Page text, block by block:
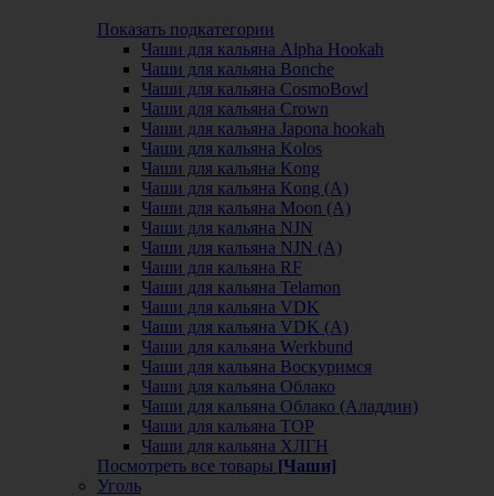
Показать подкатегории
Чаши для кальяна Alpha Hookah
Чаши для кальяна Bonche
Чаши для кальяна CosmoBowl
Чаши для кальяна Crown
Чаши для кальяна Japona hookah
Чаши для кальяна Kolos
Чаши для кальяна Kong
Чаши для кальяна Kong (A)
Чаши для кальяна Moon (А)
Чаши для кальяна NJN
Чаши для кальяна NJN (А)
Чаши для кальяна RF
Чаши для кальяна Telamon
Чаши для кальяна VDK
Чаши для кальяна VDK (А)
Чаши для кальяна Werkbund
Чаши для кальяна Воскуримся
Чаши для кальяна Облако
Чаши для кальяна Облако (Аладдин)
Чаши для кальяна ТОР
Чаши для кальяна ХЛГН
Посмотреть все товары [Чаши]
Уголь